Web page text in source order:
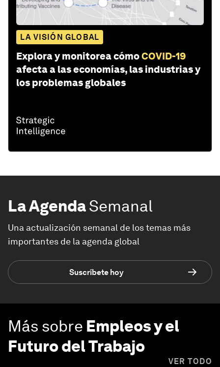
LA VISIÓN GLOBAL
Explora y monitorea cómoCOVID-19
afecta a las economías, las industrias y
los problemas globales
La AgendaSemanal
Una actualización semanal de los temas más
importantes de la agenda global
Suscríbete hoy
Más sobre Empleos y el
Futuro del Trabajo
VER TODO